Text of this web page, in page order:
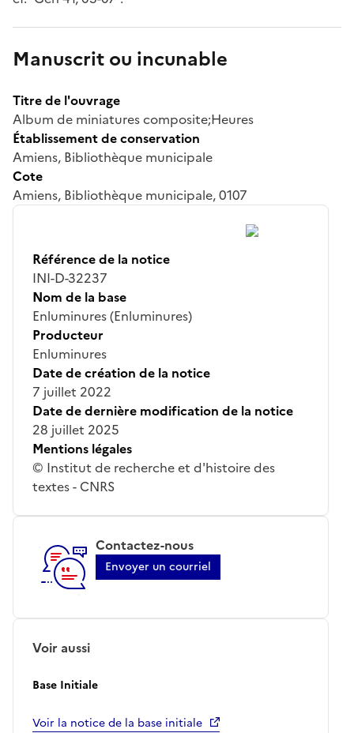
Manuscrit ou incunable
Titre de l'ouvrage
Album de miniatures composite;Heures
Établissement de conservation
Amiens, Bibliothèque municipale
Cote
Amiens, Bibliothèque municipale, 0107
Référence de la notice
INI-D-32237
Nom de la base
Enluminures (Enluminures)
Producteur
Enluminures
Date de création de la notice
7 juillet 2022
Date de dernière modification de la notice
28 juillet 2025
Mentions légales
© Institut de recherche et d'histoire des
textes - CNRS
Contactez-nous
Envoyer un courriel
Voir aussi
Base Initiale
Voir la notice de la base initiale